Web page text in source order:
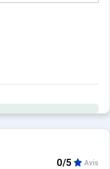
0/5 Avis